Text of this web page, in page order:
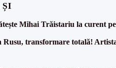
ȘI
Mihai Trăistariu la curent
Rusu, transformare totală!